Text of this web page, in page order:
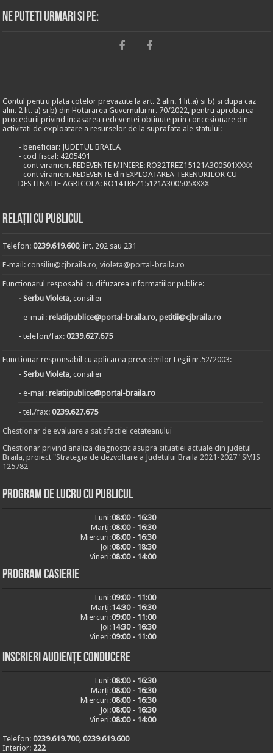
Ne puteti urmari si pe:
Contul pentru plata cotelor prevazute la art. 2 alin. 1 lit.a) si b) si dupa caz
alin. 2 lit. a) si b) din Hotararea Guvernului nr. 70/2022, pentru aprobarea
procedurii privind incasarea redeventei obtinute prin concesionare din
activitati de exploatare a resurselor de la suprafata ale statului:
- beneficiar: JUDETUL BRAILA
- cod fiscal: 4205491
- cont virament REDEVENTE MINIERE: RO32TREZ15121A300501XXXX
- cont virament REDEVENTE din EXPLOATAREA TERENURILOR CU
DESTINATIE AGRICOLA: RO14TREZ15121A300505XXXX
Relații cu publicul
Telefon:0239.619.600, int. 202 sau 231
E-mail:consiliu@cjbraila.ro,violeta@portal-braila.ro
Functionarul resposabil cu difuzarea informatiilor publice:
- Serbu Violeta, consilier
- e-mail:relatiipublice@portal-braila.ro, petitii@cjbraila.ro
- telefon/fax:0239.627.675
Functionar responsabil cu aplicarea prevederilor Legii nr.52/2003:
- Serbu Violeta, consilier
- e-mail:relatiipublice@portal-braila.ro
- tel./fax:0239.627.675
Chestionar de evaluare a satisfactiei cetateanului
Chestionar privind analiza diagnostic asupra situatiei actuale din judetul
Braila, proiect "Strategia de dezvoltare a Judetului Braila 2021-2027" SMIS
125782
Program de lucru cu publicul
Luni:08:00 - 16:30
Marți:08:00 - 16:30
Miercuri:08:00 - 16:30
Joi:08:00 - 18:30
Vineri:08:00 - 14:00
Program casierie
Luni:09:00 - 11:00
Marți:14:30 - 16:30
Miercuri:09:00 - 11:00
Joi:14:30 - 16:30
Vineri:09:00 - 11:00
Inscrieri audiențe conducere
Luni:08:00 - 16:30
Marți:08:00 - 16:30
Miercuri:08:00 - 16:30
Joi:08:00 - 16:30
Vineri:08:00 - 14:00
Telefon:0239.619.700, 0239.619.600
Interior: 222